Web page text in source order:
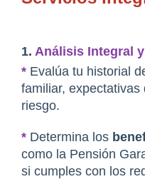
1. Análisis Integral
* Evalúa tu historial
familiar, expectativas
riesgo.
* Determina los
como la Pensión
si cumples con los